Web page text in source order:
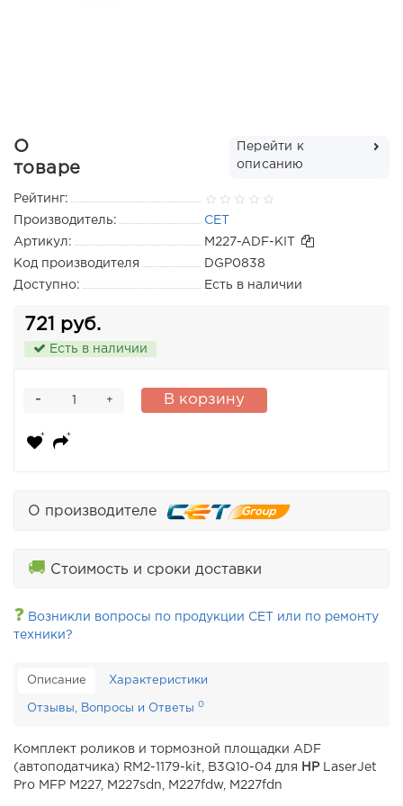
О
товаре
Перейти к
описанию
Рейтинг:
Производитель:
CET
Артикул:
M227-ADF-KIT
Код производителя
DGP0838
Доступно:
Есть в наличии
721 руб.
Есть в наличии
+
- В корзину
О производителе
🚚 Стоимость и сроки доставки
❓ Возникли вопросы по продукции CET или по ремонту
техники?
Описание Характеристики
Отзывы, Вопросы и Ответы 0
Комплект роликов и тормозной площадки ADF
(автоподатчика) RM2-1179-kit, B3Q10-04 для
HPLaserJet
Pro MFP M227, M227sdn, M227fdw, M227fdn